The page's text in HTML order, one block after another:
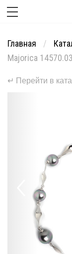
Главная
Majorica
↵ Перейти в